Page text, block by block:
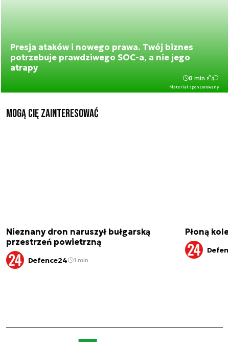
Presja ataków i nowego prawa. Twój biznes
potrzebuje prawdziwego SOC-a, a nie jego
atrapy
Materiał sponsorowany
8 min.
Mogą Cię zainteresować
Nieznany dron naruszył bułgarską
przestrzeń powietrzną
Defence24 1 min.
Płoną